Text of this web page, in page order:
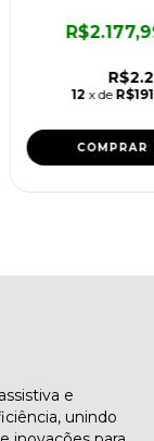
12 x de
COMPRAR
e
unindo